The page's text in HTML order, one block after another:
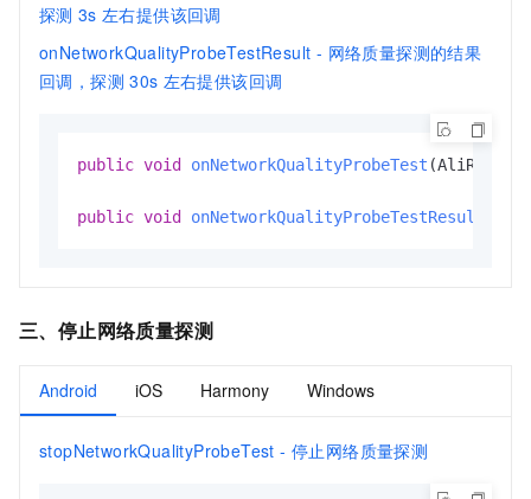
探测 3s 左右提供该回调
onNetworkQualityProbeTestResult - 网络质量探测的结果
回调，探测 30s 左右提供该回调
public void onNetworkQualityProbeTest
public void onNetworkQualityProbeTestResult
三、 停止网络质量探测
Android iOS Harmony Windows
stopNetworkQualityProbeTest - 停止网络质量探测